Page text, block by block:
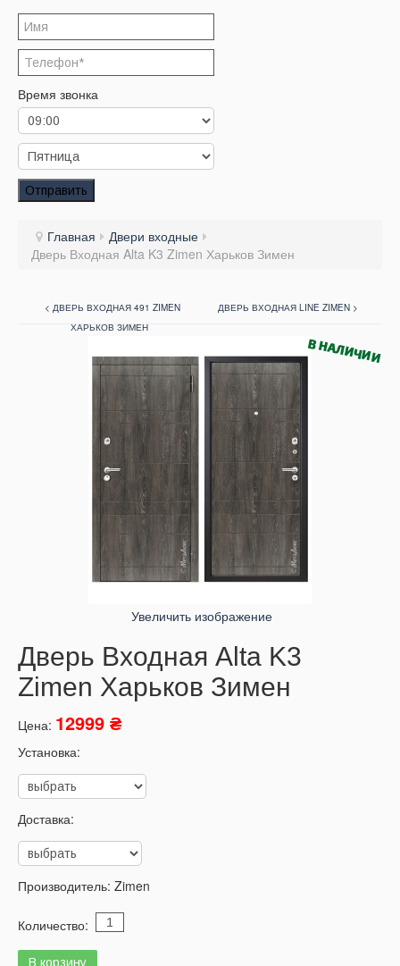
Кондиционеры
Акции
Корзина
Заказать звонок
Заказ обратного звонка
Время звонка
Отправить
Главная
Двери входные
Дверь Входная Alta K3 Zimen Харьков Зимен
< ДВЕРЬ ВХОДНАЯ 491 ZIMEN
ХАРЬКОВ ЗИМЕН
ДВЕРЬ ВХОДНАЯ LINE ZIMEN >
Увеличить изображение
Дверь Входная Alta K3
Zimen Харьков Зимен
Цена: 12999 ₴
Установка:
Доставка:
Производитель: Zimen
Количество: